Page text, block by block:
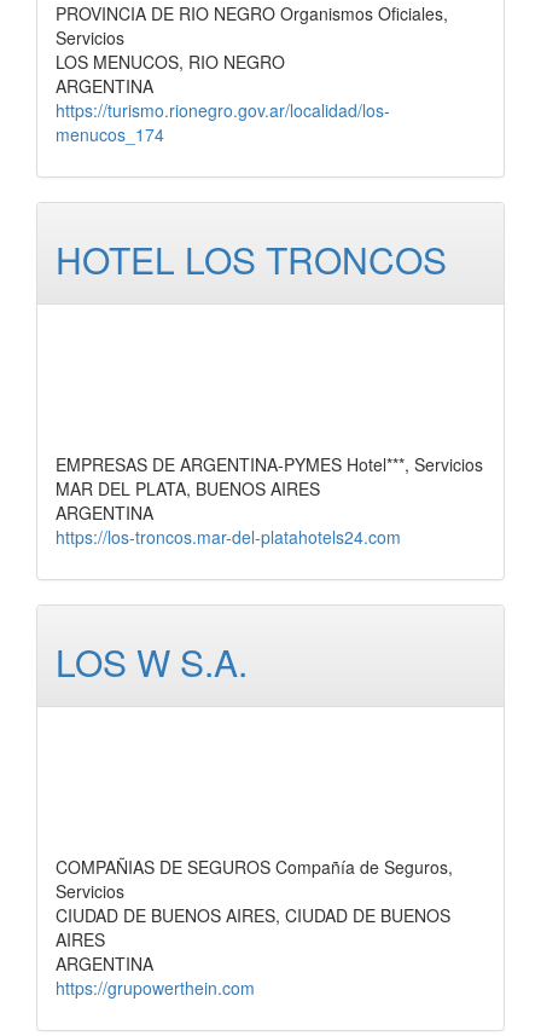
PROVINCIA DE RIO NEGRO Organismos Oficiales,
Servicios
LOS MENUCOS, RIO NEGRO
ARGENTINA
https://turismo.rionegro.gov.ar/localidad/los-
menucos_174
HOTEL LOS TRONCOS
EMPRESAS DE ARGENTINA-PYMES Hotel***, Servicios
MAR DEL PLATA, BUENOS AIRES
ARGENTINA
https://los-troncos.mar-del-platahotels24.com
LOS W S.A.
COMPAÑIAS DE SEGUROS Compañía de Seguros,
Servicios
CIUDAD DE BUENOS AIRES, CIUDAD DE BUENOS
AIRES
ARGENTINA
https://grupowerthein.com